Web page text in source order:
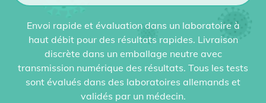
Envoi rapide et évaluation dans un laboratoire à
haut débit pour des résultats rapides. Livraison
discrète dans un emballage neutre avec
transmission numérique des résultats. Tous les tests
sont évalués dans des laboratoires allemands et
validés par un médecin.